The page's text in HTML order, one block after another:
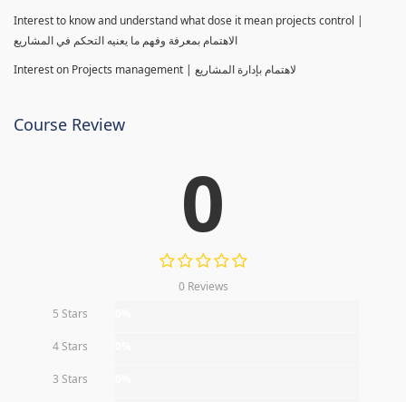
Interest to know and understand what dose it mean projects control |
الاهتمام بمعرفة وفهم ما يعنيه التحكم في المشاريع
Interest on Projects management | لاهتمام بإدارة المشاريع
Course Review
0
0 Reviews
5 Stars
4 Stars
3 Stars